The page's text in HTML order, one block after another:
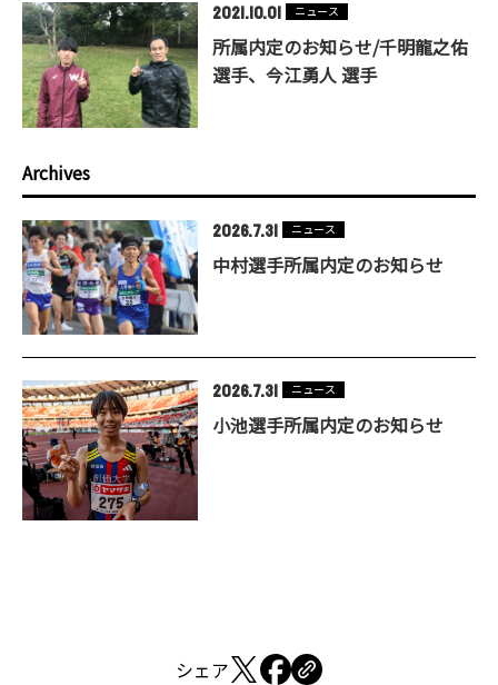
2021.10.01 ニュース
所属内定のお知らせ/千明龍之佑
選手、今江勇人 選手
Archives
2026.7.31 ニュース
中村選手所属内定のお知らせ
2026.7.31 ニュース
小池選手所属内定のお知らせ
シェア